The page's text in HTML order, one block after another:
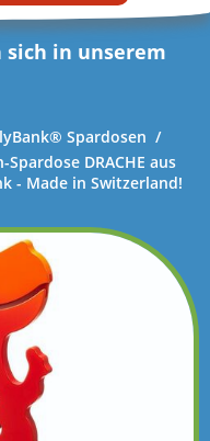
in unserem
Spardosen /
DRACHE aus
- Made in Switzerland!